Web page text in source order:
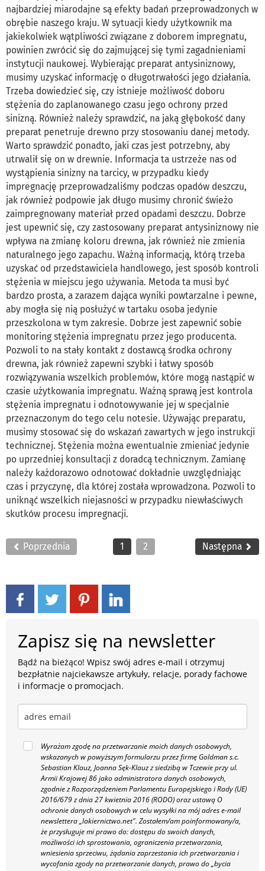
najbardziej miarodajne są efekty badań przeprowadzonych w
obrębie naszego kraju. W sytuacji kiedy użytkownik ma
jakiekolwiek wątpliwości związane z doborem impregnatu,
powinien zwrócić się do zajmującej się tymi zagadnieniami
instytucji naukowej. Wybierając preparat antysiniznowy,
musimy uzyskać informację o długotrwałości jego działania.
Trzeba dowiedzieć się, czy istnieje możliwość doboru
stężenia do zaplanowanego czasu jego ochrony przed
sinizną. Również należy sprawdzić, na jaką głębokość dany
preparat penetruje drewno przy stosowaniu danej metody.
Warto sprawdzić ponadto, jaki czas jest potrzebny, aby
utrwalił się on w drewnie. Informacja ta ustrzeże nas od
wystąpienia sinizny na tarcicy, w przypadku kiedy
impregnację przeprowadzaliśmy podczas opadów deszczu,
jak również podpowie jak długo musimy chronić świeżo
zaimpregnowany materiał przed opadami deszczu. Dobrze
jest upewnić się, czy zastosowany preparat antysiniznowy nie
wpływa na zmianę koloru drewna, jak również nie zmienia
naturalnego jego zapachu. Ważną informacją, którą trzeba
uzyskać od przedstawiciela handlowego, jest sposób kontroli
stężenia w miejscu jego używania. Metoda ta musi być
bardzo prosta, a zarazem dająca wyniki powtarzalne i pewne,
aby mogła się nią posłużyć w tartaku osoba jedynie
przeszkolona w tym zakresie. Dobrze jest zapewnić sobie
monitoring stężenia impregnatu przez jego producenta.
Pozwoli to na stały kontakt z dostawcą środka ochrony
drewna, jak również zapewni szybki i łatwy sposób
rozwiązywania wszelkich problemów, które mogą nastąpić w
czasie użytkowania impregnatu. Ważną sprawą jest kontrola
stężenia impregnatu i odnotowywanie jej w specjalnie
przeznaczonym do tego celu notesie. Używając preparatu,
musimy stosować się do wskazań zawartych w jego instrukcji
technicznej. Stężenia można ewentualnie zmieniać jedynie
po uprzedniej konsultacji z doradcą technicznym. Zamianę
należy każdorazowo odnotować dokładnie uwzględniając
czas i przyczynę, dla której została wprowadzona. Pozwoli to
uniknąć wszelkich niejasności w przypadku niewłaściwych
skutków procesu impregnacji.
Poprzednia 1 2 Następna
Zapisz się na newsletter
Bądź na bieżąco! Wpisz swój adres e-mail i otrzymuj
bezpłatnie najciekawsze artykuły, relacje, porady fachowe
i informacje o promocjach.
Wyrażam zgodę na przetwarzanie moich danych osobowych,
wskazanych w powyższym formularzu przez firmę Goldman s.c.
Sebastian Klauz, Joanna Sęk-Klauz z siedzibą w Tczewie przy ul.
Armii Krajowej 86 jako administratora danych osobowych,
zgodnie z Rozporządzeniem Parlamentu Europejskiego i Rady (UE)
2016/679 z dnia 27 kwietnia 2016 (RODO) oraz ustawą O
ochronie danych osobowych w celu wysyłki na mój adres e-mail
newslettera „lakiernictwo.net". Zostałem/am poinformowany/a,
że przysługuje mi prawo do: dostępu do swoich danych,
możliwości ich sprostowania, ograniczenia przetwarzania,
wniesienia sprzeciwu, żądania zaprzestania ich przetwarzania i
wycofania zgody na przetwarzanie danych, prawo do „bycia